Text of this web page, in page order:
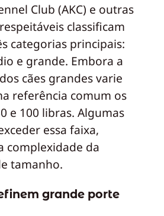
Club (AKC) e outras
classificam
categorias principais:
e grande. Embora a
cães grandes varie
referência comum os
e 100 libras. Algumas
essa faixa,
complexidade da
tamanho.
grande porte